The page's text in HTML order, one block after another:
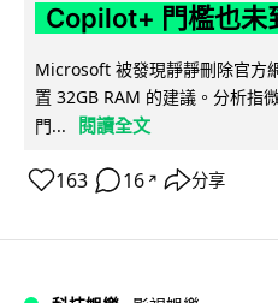
Copilot+ 門檻也未
Microsoft 被發現靜靜刪除官方
置 32GB RAM 的建議。分析指
門...
閱讀全文
163 16 ↗ 分享